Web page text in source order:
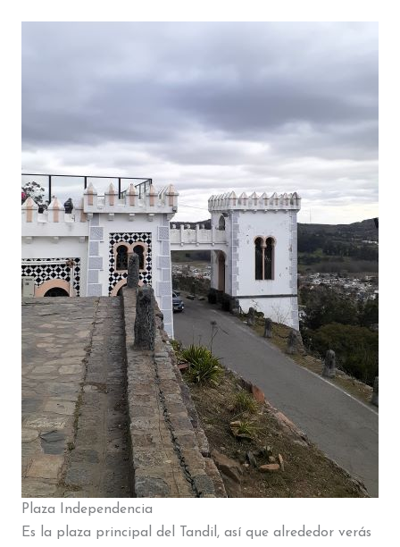
Plaza Independencia
Es la plaza principal del Tandil, así que alrededor verás